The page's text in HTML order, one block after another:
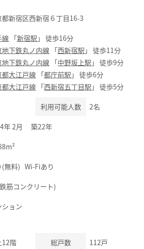
都新宿区西新宿６丁目16-3
線 「新宿駅 」 徒歩16分
地下鉄丸ノ内線 「西新宿駅 」 徒歩11分
地下鉄丸ノ内線 「中野坂上駅 」 徒歩9分
都大江戸線 「都庁前駅 」 徒歩6分
都大江戸線 「西新宿五丁目駅 」 徒歩5分
利用可能人数 2名
年 2月 築22年
(無料) Wi-Fiあり
筋コンクリート)
ション
12階 総戸数 112戸